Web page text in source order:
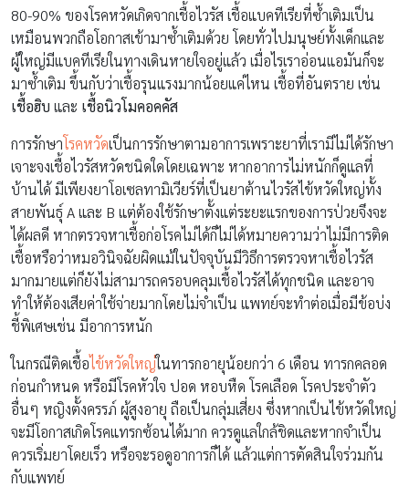
80-90% ของโรคหวัดเกิดจากเชื้อไวรัส เชื้อแบคทีเรียที่ซ้ำเติมเป็น
เหมือนพวกถือโอกาสเข้ามาซ้ำเติมด้วย โดยทั่วไปมนุษย์ทั้งเด็กและ
ผู้ใหญ่มีแบคทีเรียในทางเดินหายใจอยู่แล้ว เมื่อไรเราอ่อนแอมันก็จะ
มาซ้ำเติม ขึ้นกับว่าเชื้อรุนแรงมากน้อยแค่ไหน เชื้อที่อันตราย เช่น
เชื้อฮิบ และ เชื้อนิวโมคอคคัส
การรักษาโรคหวัดเป็นการรักษาตามอาการเพราะยาที่เรามีไม่ได้รักษา
เจาะจงเชื้อไวรัสหวัดชนิดใดโดยเฉพาะ หากอาการไม่หนักก็ดูแลที่
บ้านได้ มีเพียงยาโอเซลทามิเวียร์ที่เป็นยาต้านไวรัสไข้หวัดใหญ่ทั้ง
สายพันธุ์ A และ B แต่ต้องใช้รักษาตั้งแต่ระยะแรกของการป่วยจึงจะ
ได้ผลดี หากตรวจหาเชื้อก่อโรคไม่ได้ก็ไม่ได้หมายความว่าไม่มีการติด
เชื้อหรือว่าหมอวินิจฉัยผิดแม้ในปัจจุบันมีวิธีการตรวจหาเชื้อไวรัส
มากมายแต่ก็ยังไม่สามารถครอบคลุมเชื้อไวรัสได้ทุกชนิด และอาจ
ทำให้ต้องเสียค่าใช้จ่ายมากโดยไม่จำเป็น แพทย์จะทำต่อเมื่อมีข้อบ่ง
ชี้พิเศษเช่น มีอาการหนัก
ในกรณีติดเชื้อไข้หวัดใหญ่ในทารกอายุน้อยกว่า 6 เดือน ทารกคลอด
ก่อนกำหนด หรือมีโรคหัวใจ ปอด หอบหืด โรคเลือด โรคประจำตัว
อื่นๆ หญิงตั้งครรภ์ ผู้สูงอายุ ถือเป็นกลุ่มเสี่ยง ซึ่งหากเป็นไข้หวัดใหญ่
จะมีโอกาสเกิดโรคแทรกซ้อนได้มาก ควรดูแลใกล้ชิดและหากจำเป็น
ควรเริ่มยาโดยเร็ว หรือจะรอดูอาการก็ได้ แล้วแต่การตัดสินใจร่วมกัน
กับแพทย์